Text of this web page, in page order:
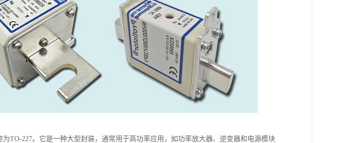
为TO-227。它是一种大型封装，通常用于高功率应用，如功率放大器、逆变器和电源模块